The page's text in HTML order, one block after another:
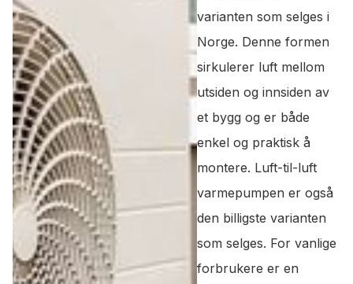
varianten som selges i
Norge. Denne formen
sirkulerer luft mellom
utsiden og innsiden av
et bygg og er både
enkel og praktisk å
montere. Luft-til-luft
varmepumpen er også
den billigste varianten
som selges. For vanlige
forbrukere er en